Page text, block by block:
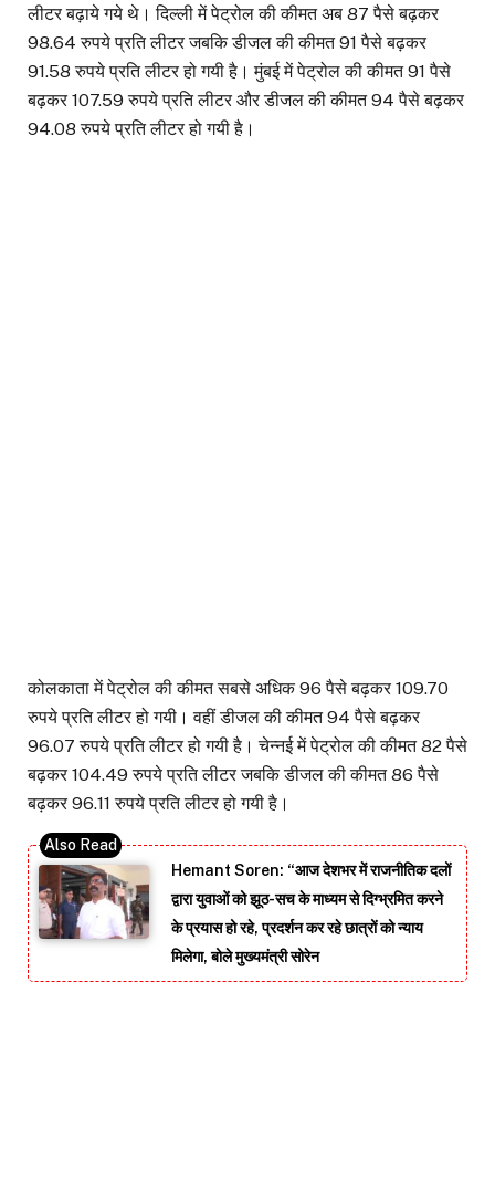
लीटर बढ़ाये गये थे। दिल्ली में पेट्रोल की कीमत अब 87 पैसे बढ़कर
98.64 रुपये प्रति लीटर जबकि डीजल की कीमत 91 पैसे बढ़कर
91.58 रुपये प्रति लीटर हो गयी है। मुंबई में पेट्रोल की कीमत 91 पैसे
बढ़कर 107.59 रुपये प्रति लीटर और डीजल की कीमत 94 पैसे बढ़कर
94.08 रुपये प्रति लीटर हो गयी है।
कोलकाता में पेट्रोल की कीमत सबसे अधिक 96 पैसे बढ़कर 109.70
रुपये प्रति लीटर हो गयी। वहीं डीजल की कीमत 94 पैसे बढ़कर
96.07 रुपये प्रति लीटर हो गयी है। चेन्नई में पेट्रोल की कीमत 82 पैसे
बढ़कर 104.49 रुपये प्रति लीटर जबकि डीजल की कीमत 86 पैसे
बढ़कर 96.11 रुपये प्रति लीटर हो गयी है।
Hemant Soren: “आज देशभर में राजनीतिक दलों
द्वारा युवाओं को झूठ-सच के माध्यम से दिग्भ्रमित करने
के प्रयास हो रहे, प्रदर्शन कर रहे छात्रों को न्याय
मिलेगा, बोले मुख्यमंत्री सोरेन